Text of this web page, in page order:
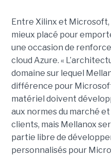
Entre Xilinx et
mieux placé pour
une occasion de
cloud Azure. «
domaine sur lequel
différence pour
matériel doivent
aux normes du marché
clients, mais Mellanox
partie libre de
personnalisés pour